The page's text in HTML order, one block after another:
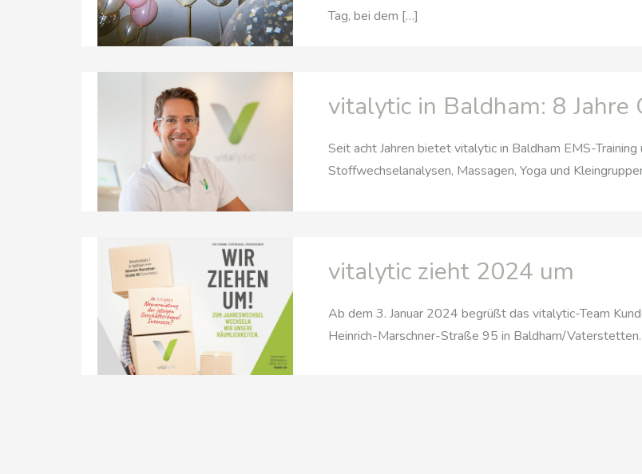
Tag, bei dem […]
vitalytic in Baldham: 8 Jahre
Seit acht Jahren bietet vitalytic in Baldham EMS-
Stoffwechselanalysen, Massagen, Yoga und
vitalytic zieht 2024 um
Ab dem 3. Januar 2024 begrüßt das vitalytic-Team
Heinrich-Marschner-Straße 95 in Baldham/Vaterstetten.